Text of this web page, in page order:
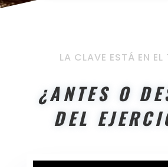
LA CLAVE ESTÁ EN EL
¿ANTES O
DEL